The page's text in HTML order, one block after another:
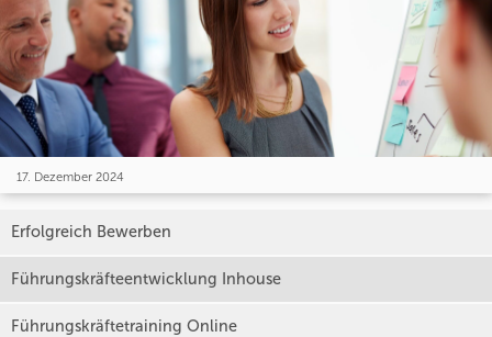
17. Dezember 2024
Erfolgreich Bewerben
Führungskräfteentwicklung Inhouse
Führungskräftetraining Online